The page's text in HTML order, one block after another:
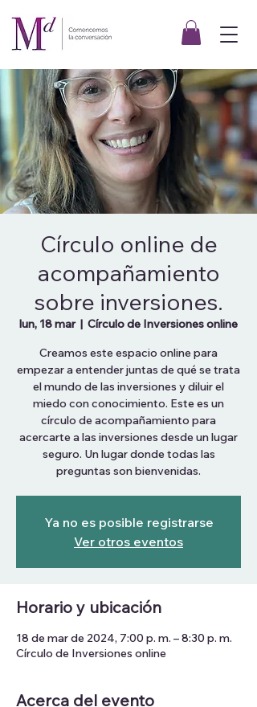
Círculo online de
acompañamiento
sobre inversiones.
lun, 18 mar
  |
Círculo de Inversiones online
Creamos este espacio online para
empezar a entender juntas de qué se trata
el mundo de las inversiones y diluir el
miedo con conocimiento. Este es un
círculo de acompañamiento para
acercarte a las inversiones desde un lugar
seguro. Un lugar donde todas las
preguntas son bienvenidas.
Ya no es posible registrarse
Ver otros eventos
Horario y ubicación
18 de mar de 2024, 7:00 p. m. – 8:30 p. m.
Círculo de Inversiones online
Acerca del evento